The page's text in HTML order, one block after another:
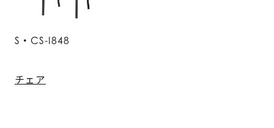
S・CS-I848
チェア